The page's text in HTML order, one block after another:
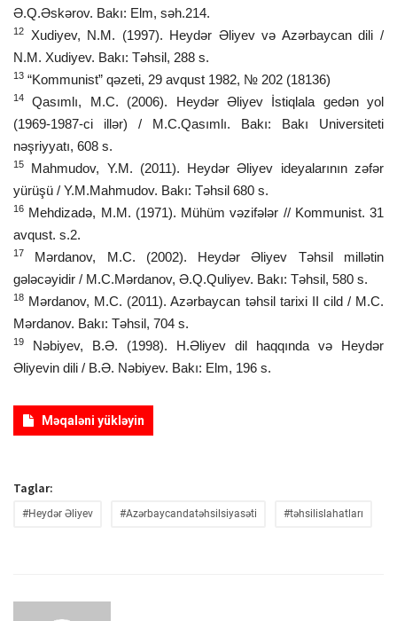
Ə.Q.Əskərov. Bakı: Elm, səh.214.
12
Xudiyev, N.M. (1997). Heydər Əliyev və Azərbaycan dili /
N.M. Xudiyev. Bakı: Təhsil, 288 s.
13 “Kommunist” qəzeti, 29 avqust 1982, № 202 (18136)
14
Qasımlı, M.C. (2006). Heydər Əliyev İstiqlala gedən yol
(1969-1987-ci illər) / M.C.Qasımlı. Bakı: Bakı Universiteti
nəşriyyatı, 608 s.
15
Mahmudov, Y.M. (2011). Heydər Əliyev ideyalarının zəfər
yürüşü / Y.M.Mahmudov. Bakı: Təhsil 680 s.
16 Mehdizadə, M.M. (1971). Mühüm vəzifələr // Kommunist. 31
avqust. s.2.
17
Mərdanov, M.C. (2002). Heydər Əliyev Təhsil millətin
gələcəyidir / M.C.Mərdanov, Ə.Q.Quliyev. Bakı: Təhsil, 580 s.
18 Mərdanov, M.C. (2011). Azərbaycan təhsil tarixi II cild / M.C.
Mərdanov. Bakı: Təhsil, 704 s.
19
Nəbiyev, B.Ə. (1998). H.Əliyev dil haqqında və Heydər
Əliyevin dili / B.Ə. Nəbiyev. Bakı: Elm, 196 s.
Məqaləni yükləyin
Taglar:
#Heydər Əliyev #Azərbaycandatəhsilsiyasəti #təhsilislahatları